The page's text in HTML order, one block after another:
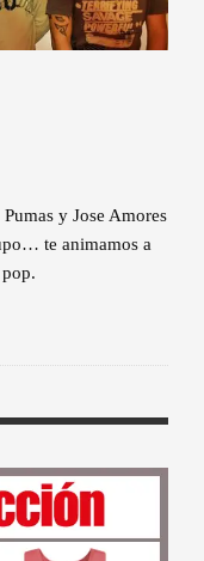
y Jose Amores
te animamos a